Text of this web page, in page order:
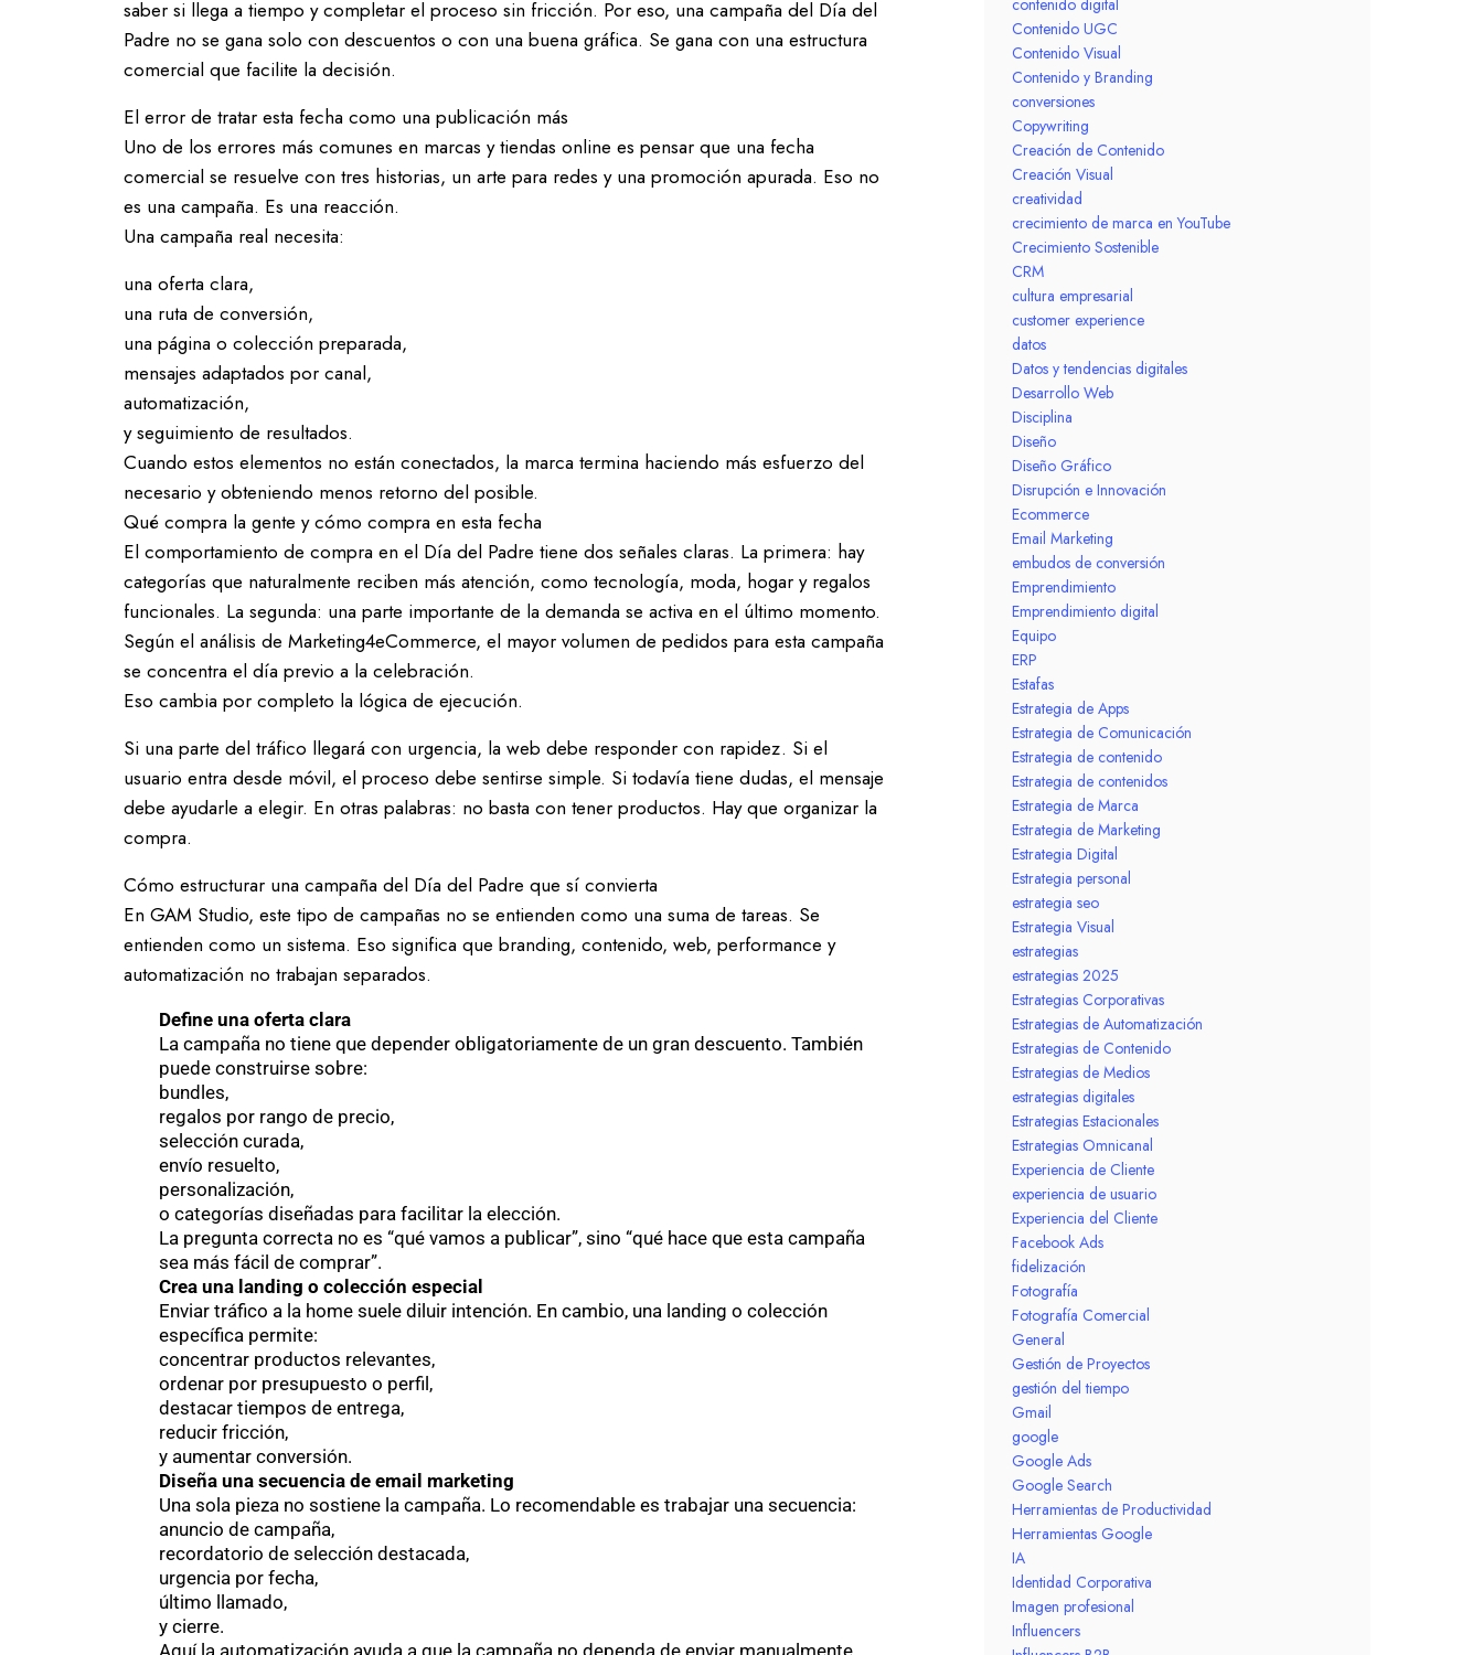
saber si llega a tiempo y completar el proceso sin fricción. Por eso, una campaña del Día del
Padre no se gana solo con descuentos o con una buena gráfica. Se gana con una estructura
comercial que facilite la decisión.
El error de tratar esta fecha como una publicación más
Uno de los errores más comunes en marcas y tiendas online es pensar que una fecha
comercial se resuelve con tres historias, un arte para redes y una promoción apurada. Eso no
es una campaña. Es una reacción.
Una campaña real necesita:
una oferta clara,
una ruta de conversión,
una página o colección preparada,
mensajes adaptados por canal,
automatización,
y seguimiento de resultados.
Cuando estos elementos no están conectados, la marca termina haciendo más esfuerzo del
necesario y obteniendo menos retorno del posible.
Qué compra la gente y cómo compra en esta fecha
El comportamiento de compra en el Día del Padre tiene dos señales claras. La primera: hay
categorías que naturalmente reciben más atención, como tecnología, moda, hogar y regalos
funcionales. La segunda: una parte importante de la demanda se activa en el último momento.
Según el análisis de Marketing4eCommerce, el mayor volumen de pedidos para esta campaña
se concentra el día previo a la celebración.
Eso cambia por completo la lógica de ejecución.
Si una parte del tráfico llegará con urgencia, la web debe responder con rapidez. Si el
usuario entra desde móvil, el proceso debe sentirse simple. Si todavía tiene dudas, el mensaje
debe ayudarle a elegir. En otras palabras: no basta con tener productos. Hay que organizar la
compra.
Cómo estructurar una campaña del Día del Padre que sí convierta
En GAM Studio, este tipo de campañas no se entienden como una suma de tareas. Se
entienden como un sistema. Eso significa que branding, contenido, web, performance y
automatización no trabajan separados.
Define una oferta clara
La campaña no tiene que depender obligatoriamente de un gran descuento. También
puede construirse sobre:
bundles,
regalos por rango de precio,
selección curada,
envío resuelto,
personalización,
o categorías diseñadas para facilitar la elección.
La pregunta correcta no es “qué vamos a publicar”, sino “qué hace que esta campaña
sea más fácil de comprar”.
Crea una landing o colección especial
Enviar tráfico a la home suele diluir intención. En cambio, una landing o colección
específica permite:
concentrar productos relevantes,
ordenar por presupuesto o perfil,
destacar tiempos de entrega,
reducir fricción,
y aumentar conversión.
Diseña una secuencia de email marketing
Una sola pieza no sostiene la campaña. Lo recomendable es trabajar una secuencia:
anuncio de campaña,
recordatorio de selección destacada,
urgencia por fecha,
último llamado,
y cierre.
Aquí la automatización ayuda a que la campaña no dependa de enviar manualmente
contenido digital
Contenido UGC
Contenido Visual
Contenido y Branding
conversiones
Copywriting
Creación de Contenido
Creación Visual
creatividad
crecimiento de marca en YouTube
Crecimiento Sostenible
CRM
cultura empresarial
customer experience
datos
Datos y tendencias digitales
Desarrollo Web
Disciplina
Diseño
Diseño Gráfico
Disrupción e Innovación
Ecommerce
Email Marketing
embudos de conversión
Emprendimiento
Emprendimiento digital
Equipo
ERP
Estafas
Estrategia de Apps
Estrategia de Comunicación
Estrategia de contenido
Estrategia de contenidos
Estrategia de Marca
Estrategia de Marketing
Estrategia Digital
Estrategia personal
estrategia seo
Estrategia Visual
estrategias
estrategias 2025
Estrategias Corporativas
Estrategias de Automatización
Estrategias de Contenido
Estrategias de Medios
estrategias digitales
Estrategias Estacionales
Estrategias Omnicanal
Experiencia de Cliente
experiencia de usuario
Experiencia del Cliente
Facebook Ads
fidelización
Fotografía
Fotografía Comercial
General
Gestión de Proyectos
gestión del tiempo
Gmail
google
Google Ads
Google Search
Herramientas de Productividad
Herramientas Google
IA
Identidad Corporativa
Imagen profesional
Influencers